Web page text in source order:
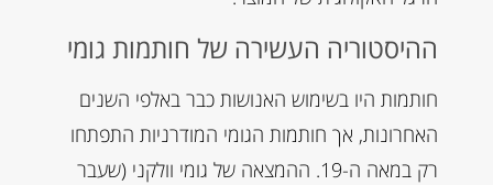
ההיסטוריה העשירה של חותמות גומי
חותמות היו בשימוש האנושות כבר באלפי השנים
האחרונות, אך חותמות הגומי המודרניות התפתחו
רק במאה ה-19. ההמצאה של גומי וולקני (שעבר